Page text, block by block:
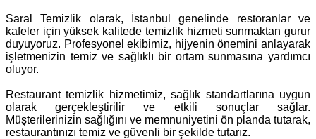
Saral Temizlik olarak, İstanbul genelinde restoranlar ve
kafeler için yüksek kalitede temizlik hizmeti sunmaktan gurur
duyuyoruz. Profesyonel ekibimiz, hijyenin önemini anlayarak
işletmenizin temiz ve sağlıklı bir ortam sunmasına yardımcı
oluyor.
Restaurant temizlik hizmetimiz, sağlık standartlarına uygun
olarak gerçekleştirilir ve etkili sonuçlar sağlar.
Müşterilerinizin sağlığını ve memnuniyetini ön planda tutarak,
restaurantınızı temiz ve güvenli bir şekilde tutarız.